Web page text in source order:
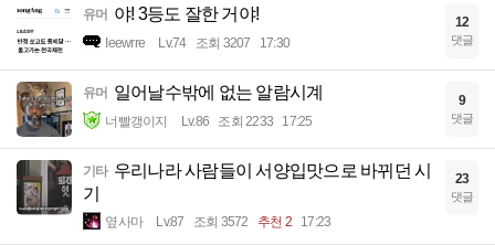
유머 야! 3등도 잘한 거야!
Ieewrre Lv.74 조회 3207 17:30
12
댓글
유머 일어날수밖에 없는 알람시계
너빨갱이지 Lv.86 조회 2233 17:25
9
댓글
기타 우리나라 사람들이 서양입맛으로 바뀌던 시
기
옆사마 Lv.87 조회 3572 추천 2 17:23
23
댓글